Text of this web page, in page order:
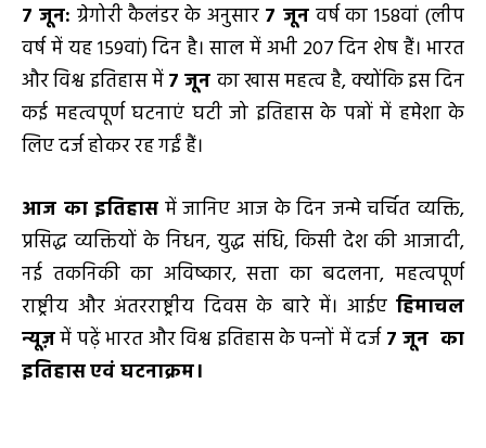
7 जून: ग्रेगोरी कैलंडर के अनुसार 7 जून वर्ष का 158वां (लीप
वर्ष में यह 159वां) दिन है। साल में अभी 207 दिन शेष हैं। भारत
और विश्व इतिहास में7 जून का खास महत्व है, क्योंकि इस दिन
कई महत्वपूर्ण घटनाएं घटी जो इतिहास के पन्नों में हमेशा के
लिए दर्ज होकर रह गईं हैं।
आज का इतिहास में जानिए आज के दिन जन्मे चर्चित व्यक्ति,
प्रसिद्ध व्यक्तियों के निधन, युद्ध संधि, किसी देश की आजादी,
नई तकनिकी का अविष्कार, सत्ता का बदलना, महत्वपूर्ण
राष्ट्रीय और अंतरराष्ट्रीय दिवस के बारे में। आईए हिमाचल
न्यूज़में पढ़ें भारत और विश्व इतिहास के पन्‍नों में दर्ज 7 जून का
इतिहासएवं घटनाक्रम।